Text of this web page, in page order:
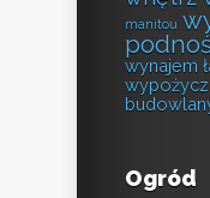
manitou
wynajem
Ogród